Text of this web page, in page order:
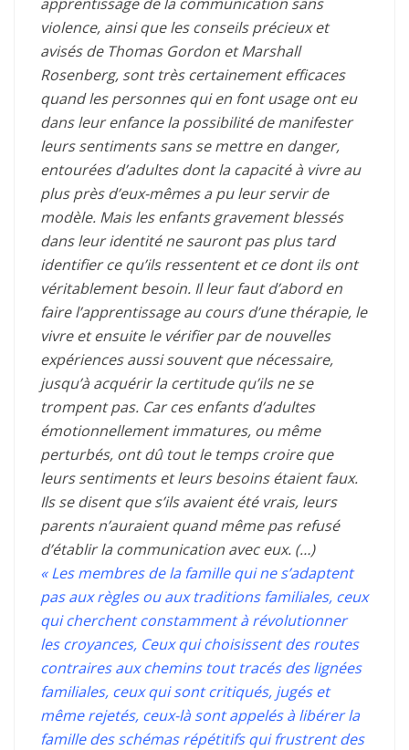
violence, ainsi que les conseils précieux et
avisés de Thomas Gordon et Marshall
Rosenberg, sont très certainement efficaces
quand les personnes qui en font usage ont eu
dans leur enfance la possibilité de manifester
leurs sentiments sans se mettre en danger,
entourées d’adultes dont la capacité à vivre au
plus près d’eux-mêmes a pu leur servir de
modèle. Mais les enfants gravement blessés
dans leur identité ne sauront pas plus tard
identifier ce qu’ils ressentent et ce dont ils ont
véritablement besoin. Il leur faut d’abord en
faire l’apprentissage au cours d’une thérapie, le
vivre et ensuite le vérifier par de nouvelles
expériences aussi souvent que nécessaire,
jusqu’à acquérir la certitude qu’ils ne se
trompent pas. Car ces enfants d’adultes
émotionnellement immatures, ou même
perturbés, ont dû tout le temps croire que
leurs sentiments et leurs besoins étaient faux.
Ils se disent que s’ils avaient été vrais, leurs
parents n’auraient quand même pas refusé
d’établir la communication avec eux. (…)
« Les membres de la famille qui ne s’adaptent
pas aux règles ou aux traditions familiales, ceux
qui cherchent constamment à révolutionner
les croyances, Ceux qui choisissent des routes
contraires aux chemins tout tracés des lignées
familiales, ceux qui sont critiqués, jugés et
même rejetés, ceux-là sont appelés à libérer la
famille des schémas répétitifs qui frustrent des